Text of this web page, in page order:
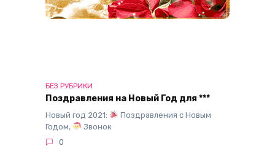
БЕЗ РУБРИКИ
Поздравления на Новый Год для ***
Новый год 2021:
Поздравления с Новым
Годом,
Звонок
0